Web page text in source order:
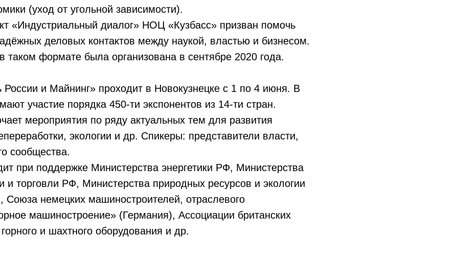
(уход от угольной зависимости).
«Индустриальный диалог» НОЦ «Кузбасс» призван помочь
деловых контактов между наукой, властью и бизнесом.
таком формате была организована в сентябре 2020 года.
России и Майнинг» проходит в Новокузнецке с 1 по 4 июня. В
участие порядка 450-ти экспонентов из 14-ти стран.
мероприятия по ряду актуальных тем для развития
экологии и др. Спикеры: представители власти,
сообщества.
при поддержке Министерства энергетики РФ, Министерства
и торговли РФ, Министерства природных ресурсов и экологии
немецких машиностроителей, отраслевого
машиностроение» (Германия), Ассоциации британских
и шахтного оборудования и др.